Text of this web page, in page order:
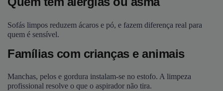
Sofás limpos reduzem ácaros e pó, e fazem diferença real para
quem é sensível.
Famílias com crianças e animais
Manchas, pelos e gordura instalam-se no estofo. A limpeza
profissional resolve o que o aspirador não tira.